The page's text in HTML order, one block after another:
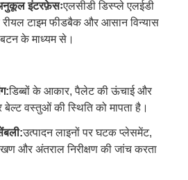
इंटरफ़ेसःएलसीडी डिस्प्ले एलईडी
टाइम फीडबैक और आसान विन्यास
के माध्यम से।
डिब्बों के आकार, पैलेट की ऊंचाई और
बेल्ट वस्तुओं की स्थिति को मापता है।
उत्पादन लाइनों पर घटक प्लेसमेंट,
और अंतराल निरीक्षण की जांच करता